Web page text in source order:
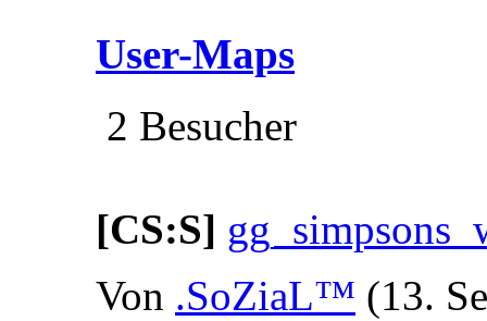
User-Maps
2 Besucher
[CS:S]
Von .SoZiaL™ (13.